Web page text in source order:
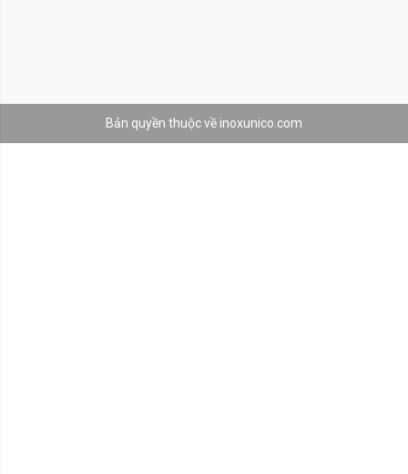
Bản quyền thuộc về inoxunico.com